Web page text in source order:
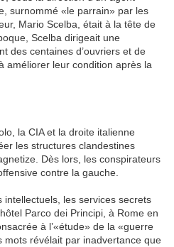
surnommé «le parrain» par les
Mario Scelba, était à la tête de
Scelba dirigeait une
des centaines d’ouvriers et de
améliorer leur condition après la
la CIA et la droite italienne
les structures clandestines
Dès lors, les conspirateurs
contre la gauche.
les services secrets
Parco dei Principi, à Rome en
à l’«étude» de la «guerre
mots révélait par inadvertance que